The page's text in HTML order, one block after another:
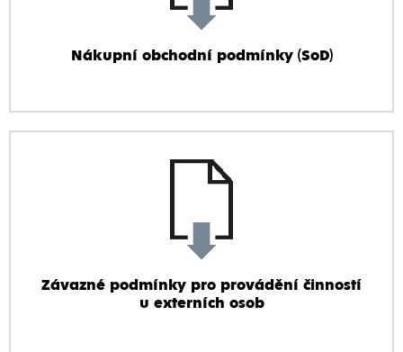
Nákupní obchodní podmínky (SoD)
Závazné podmínky pro provádění činností
u externích osob